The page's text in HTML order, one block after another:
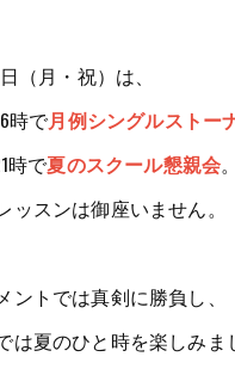
（月・祝）は、
時で月例シングルストー
時で夏のスクール懇親会。
ッスンは御座いません。
ントでは真剣に勝負し、
は夏のひと時を楽しみま